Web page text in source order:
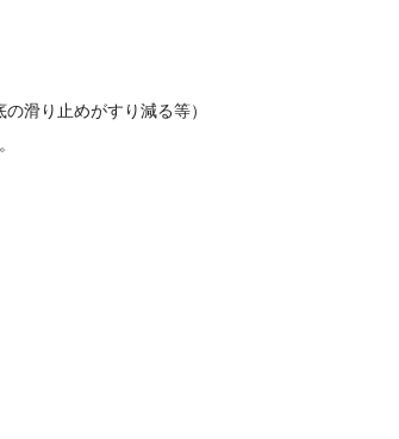
滑り止めがすり減る等）